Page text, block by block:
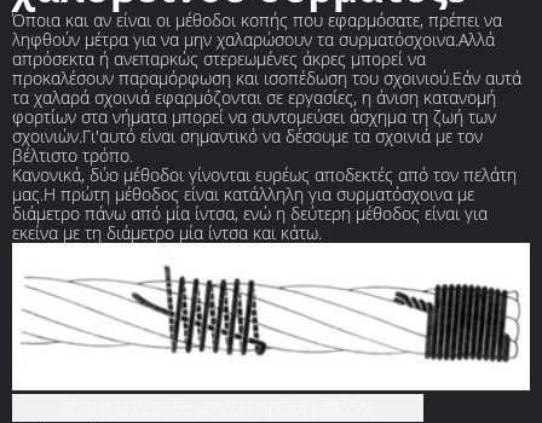
Όποια και αν είναι οι μέθοδοι κοπής που εφαρμόσατε, πρέπει να
ληφθούν μέτρα για να μην χαλαρώσουν τα συρματόσχοινα.Αλλά
απρόσεκτα ή ανεπαρκώς στερεωμένες άκρες μπορεί να
προκαλέσουν παραμόρφωση και ισοπέδωση του σχοινιού.Εάν αυτά
τα χαλαρά σχοινιά εφαρμόζονται σε εργασίες, η άνιση κατανομή
φορτίων στα νήματα μπορεί να συντομεύσει άσχημα τη ζωή των
σχοινιών.Γι'αυτό είναι σημαντικό να δέσουμε τα σχοινιά με τον
βέλτιστο τρόπο.
Κανονικά, δύο μέθοδοι γίνονται ευρέως αποδεκτές από τον πελάτη
μας.Η πρώτη μέθοδος είναι κατάλληλη για συρματόσχοινα με
διάμετρο πάνω από μία ίντσα, ενώ η δεύτερη μέθοδος είναι για
εκείνα με τη διάμετρο μία ίντσα και κάτω.